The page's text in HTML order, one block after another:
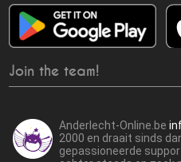
Join the team!
Anderlecht-Online.be
2000 en draait sinds
gepassioneerde